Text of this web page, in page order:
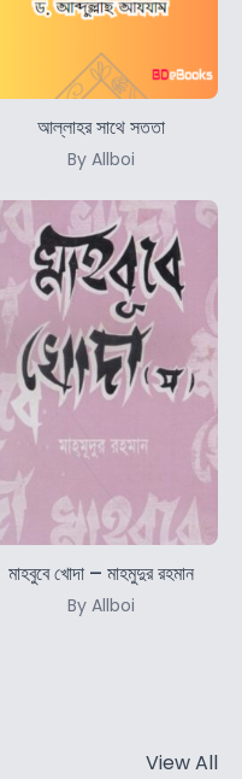
আল্লাহর সাথে সততা
By Allboi
মাহবুবে খোদা – মাহমুদুর রহমান
By Allboi
View All